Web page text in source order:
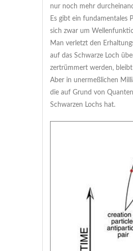
nur noch mehr
Es gibt ein fundamentales
sich zwar um
Man verletzt den
auf das Schwarze Loch
zertrümmert werden,
Aber in unermeßlichen
die auf Grund von
Schwarzen Lochs hat.